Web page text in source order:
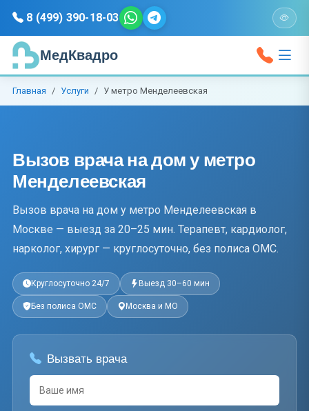
8 (499) 390-18-03
МедКвадро
Главная Услуги У метро Менделеевская
Вызов врача на дом у метро
Менделеевская
Вызов врача на дом у метро Менделеевская в
Москве — выезд за 20–25 мин. Терапевт, кардиолог,
нарколог, хирург — круглосуточно, без полиса ОМС.
Круглосуточно 24/7 Выезд 30–60 мин
Без полиса ОМС Москва и МО
Вызвать врача